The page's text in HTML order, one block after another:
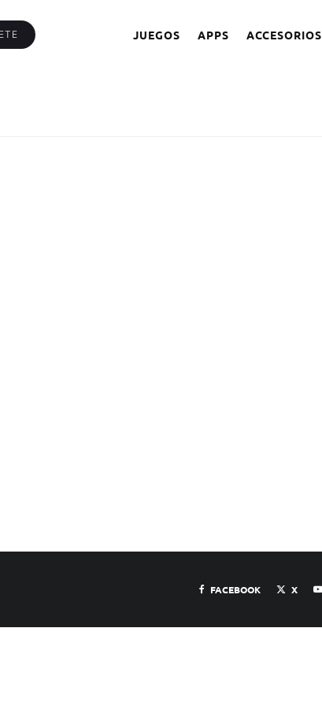
JUEGOS APPS ACCESORIOS
FACEBOOK X